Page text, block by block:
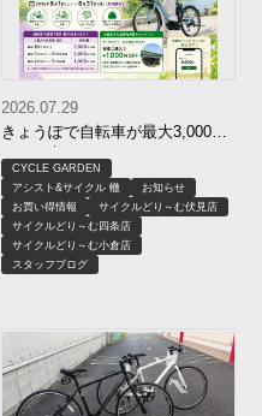
きょうぽで自転車が最大3,000円
【8月限定】｜京都 サイクルどり
～む、アシスト＆サイクル轍、
サイクルガーデン
2026.07.29
CYCLE GARDEN
アシスト&サイクル 轍
お知らせ
お買い得情報
サイクルどり～む伏見店
サイクルどり～む四条店
サイクルどり～む小倉店
スタッフブログ